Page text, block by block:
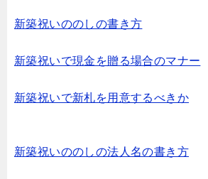
新築祝いののしの書き方
新築祝いで現金を贈る場合のマナー
新築祝いで新札を用意するべきか
新築祝いののしの法人名の書き方